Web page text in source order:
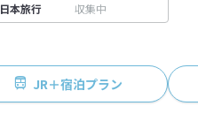
日本旅行 収集中
JR＋宿泊プラン